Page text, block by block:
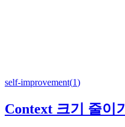
self-improvement(1)
Context 크기 줄이기